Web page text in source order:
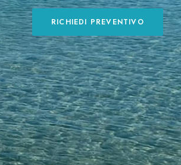
RICHIEDI PREVENTIVO